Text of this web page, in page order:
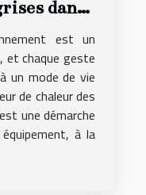
dans
et
est un
et chaque geste
un mode de vie
de chaleur des
une démarche
à la